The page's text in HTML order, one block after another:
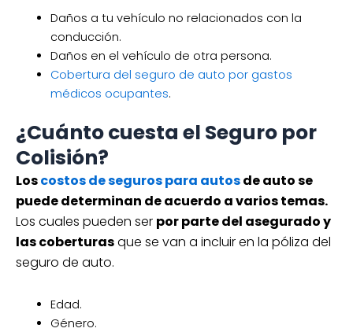
Daños a tu vehículo no relacionados con la
conducción.
Daños en el vehículo de otra persona.
Cobertura del seguro de auto por gastos
médicos ocupantes.
¿Cuánto cuesta el Seguro por
Colisión?
Loscostos de seguros para autosde auto se
puede determinan de acuerdo a varios temas.
Los cuales pueden ser por parte del asegurado y
las coberturasque se van a incluir en la póliza del
seguro de auto.
Edad.
Género.